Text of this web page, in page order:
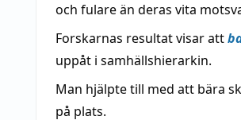
och fulare än deras vita
Forskarnas resultat visar att
uppåt i samhällshierarkin.
Man hjälpte till med att bära
på plats.